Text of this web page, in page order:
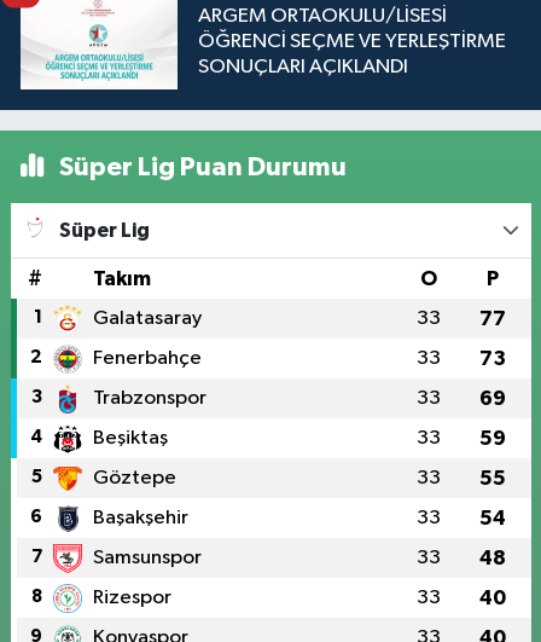
ARGEM ORTAOKULU/LİSESİ
ÖĞRENCİ SEÇME VE YERLEŞTİRME
SONUÇLARI AÇIKLANDI
Süper Lig Puan Durumu
Süper Lig
# Takım O P
1 Galatasaray 33 77
2 Fenerbahçe 33 73
3 Trabzonspor 33 69
4 Beşiktaş 33 59
5 Göztepe 33 55
6 Başakşehir 33 54
7 Samsunspor 33 48
8 Rizespor 33 40
9 Konyaspor 33 40